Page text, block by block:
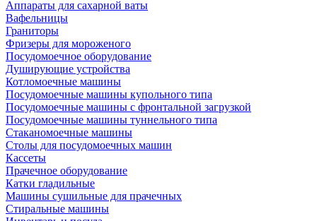
Аппараты для сахарной ваты
Вафельницы
Граниторы
Фризеры для мороженого
Посудомоечное оборудование
Душирующие устройства
Котломоечные машины
Посудомоечные машины купольного типа
Посудомоечные машины с фронтальной загрузкой
Посудомоечные машины туннельного типа
Стаканомоечные машины
Столы для посудомоечных машин
Кассеты
Прачечное оборудование
Катки гладильные
Машины сушильные для прачечных
Стиральные машины